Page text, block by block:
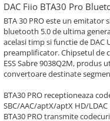
DAC Fiio BTA30 Pro
BTA 30 PRO este un emitator
bluetooth 5.0 de ultima
acelasi timp si functie de DAC
preamplificator. Chipsetul de
ESS Sabre 9038Q2M, produs
convertoare destinate
BTA30 PRO receptioneaza
SBC/AAC/aptX/aptX HD/LDAC
BTA30 PRO transmite